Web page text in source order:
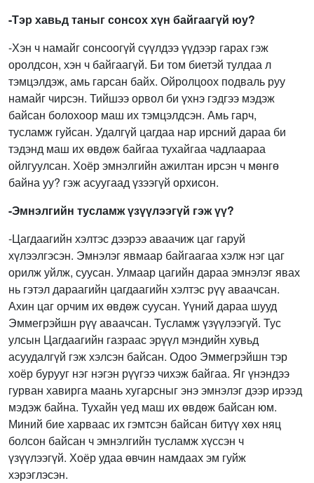
-Тэр хавьд таныг сонсох хүн байгаагүй юу?
-Хэн ч намайг сонсоогүй сүүлдээ үүдээр гарах гэж
оролдсон, хэн ч байгаагүй. Би том биетэй тулдаа л
тэмцэлдэж, амь гарсан байх. Ойролцоох подваль руу
намайг чирсэн. Тийшээ орвол би үхнэ гэдгээ мэдэж
байсан болохоор маш их тэмцэлдсэн. Амь гарч,
тусламж гуйсан. Удалгүй цагдаа нар ирсний дараа би
тэдэнд маш их өвдөж байгаа тухайгаа чадлаараа
ойлгуулсан. Хоёр эмнэлгийн ажилтан ирсэн ч мөнгө
байна уу? гэж асуугаад үзээгүй орхисон.
-Эмнэлгийн тусламж үзүүлээгүй гэж үү?
-Цагдаагийн хэлтэс дээрээ аваачиж цаг гаруй
хүлээлгэсэн. Эмнэлэг явмаар байгаагаа хэлж нэг цаг
орилж уйлж, суусан. Улмаар цагийн дараа эмнэлэг явах
нь гэтэл дараагийн цагдаагийн хэлтэс рүү аваачсан.
Ахин цаг орчим их өвдөж суусан. Үүний дараа шууд
Эммегрэйшн рүү аваачсан. Тусламж үзүүлээгүй. Тус
улсын Цагдаагийн газраас эрүүл мэндийн хувьд
асуудалгүй гэж хэлсэн байсан. Одоо Эммегрэйшн тэр
хоёр бурууг нэг нэгэн рүүгээ чихэж байгаа. Яг үнэндээ
гурван хавирга маань хугарсныг энэ эмнэлэг дээр ирээд
мэдэж байна. Тухайн үед маш их өвдөж байсан юм.
Миний бие харваас их гэмтсэн байсан битүү хөх няц
болсон байсан ч эмнэлгийн тусламж хүссэн ч
үзүүлээгүй. Хоёр удаа өвчин намдаах эм гуйж
хэрэглэсэн.